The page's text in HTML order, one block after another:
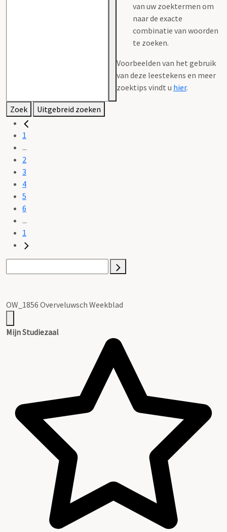
van uw zoektermen om
naar de exacte
combinatie van woorden
te zoeken.
Voorbeelden van het gebruik
van deze leestekens en meer
zoektips vindt u hier.
Zoek Uitgebreid zoeken
1
...
2
3
4
5
6
...
1
OW_1856 Overveluwsch Weekblad
Mijn Studiezaal